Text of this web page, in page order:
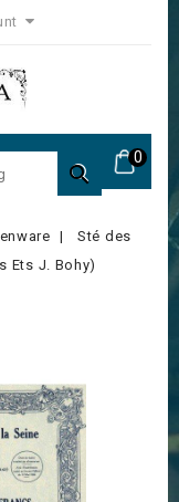
0

Sté des
Ets J. Bohy)